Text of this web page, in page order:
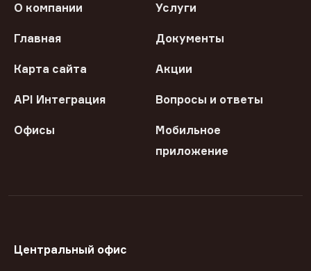
О компании Услуги
Главная Документы
Карта сайта Акции
API Интеграция Вопросы и ответы
Офисы
Мобильное
приложение
Центральный офис